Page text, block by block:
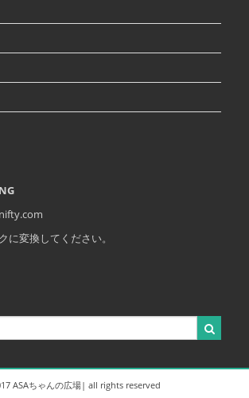
に変換してください。
ASAちゃんの広場| all rights reserved